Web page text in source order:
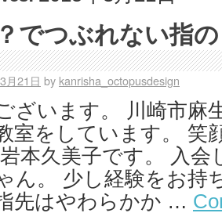
でつぶれない指
月21日 by kanrisha_octopusdesign
ざいます。 川崎市麻
室をしています。 笑
本久美子です。 入会
ん。 少し経験をお持
先はやわらかか …